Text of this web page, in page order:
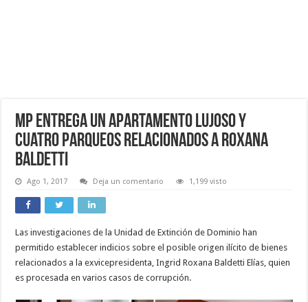
MP entrega un apartamento lujoso y
cuatro parqueos relacionados a Roxana
Baldetti
Ago 1, 2017 Deja un comentario 1,199 visto
Las investigaciones de la Unidad de Extinción de Dominio han
permitido establecer indicios sobre el posible origen ilícito de bienes
relacionados a la exvicepresidenta, Ingrid Roxana Baldetti Elías, quien
es procesada en varios casos de corrupción.